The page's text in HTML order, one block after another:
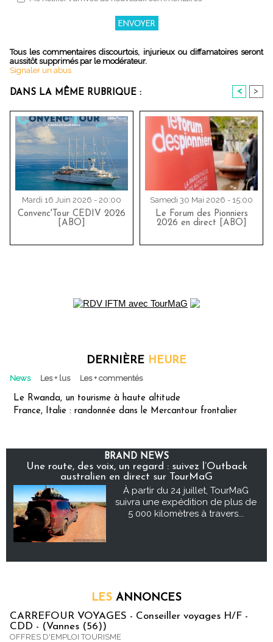
Tous les commentaires discourtois, injurieux ou diffamatoires seront
aussitôt supprimés par le modérateur.
Signaler un abus
DANS LA MÊME RUBRIQUE : < >
Mardi 16 Juin 2026 - 20:00
Convenc'Tour CEDIV 2026
[ABO]
Samedi 30 Mai 2026 - 15:00
Le Forum des Pionniers
2026 en direct [ABO]
DERNIÈRE HEURE
News Les + lus Les + commentés
Le Rwanda, un tourisme à haute altitude
France, Italie : randonnée dans le Mercantour frontalier
BRAND NEWS
Une route, des voix, un regard : suivez l’Outback
australien en direct sur TourMaG
À partir du 24 juillet, TourMaG
suivra une expédition de plus de
5 000 kilomètres à travers...
LES ANNONCES
CARREFOUR VOYAGES - Conseiller voyages H/F -
CDD - (Vannes (56))
OFFRES D'EMPLOI TOURISME